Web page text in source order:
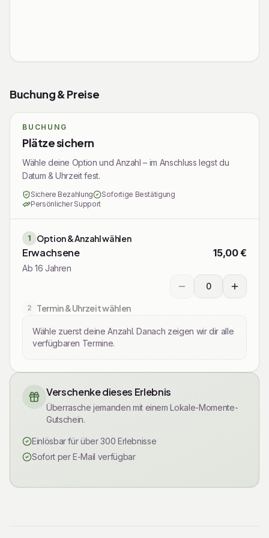
ClauKowa@gmx.de
@shanti.yoga.oldenburg_in_ol
Rechtliche Informationen
Buchung & Preise
BUCHUNG
Plätze sichern
Wähle deine Option und Anzahl – im Anschluss legst du
Datum & Uhrzeit fest.
Sichere Bezahlung
Sofortige Bestätigung
Persönlicher Support
1 Option & Anzahl wählen
Erwachsene
Ab 16 Jahren
15,00 €
0
Wählen Sie die
2 Termin & Uhrzeit wählen
Wähle zuerst deine Anzahl. Danach zeigen wir dir alle
verfügbaren Termine.
Verschenke dieses Erlebnis
Überrasche jemanden mit einem Lokale-Momente-
Gutschein.
Einlösbar für über 300 Erlebnisse
Sofort per E-Mail verfügbar